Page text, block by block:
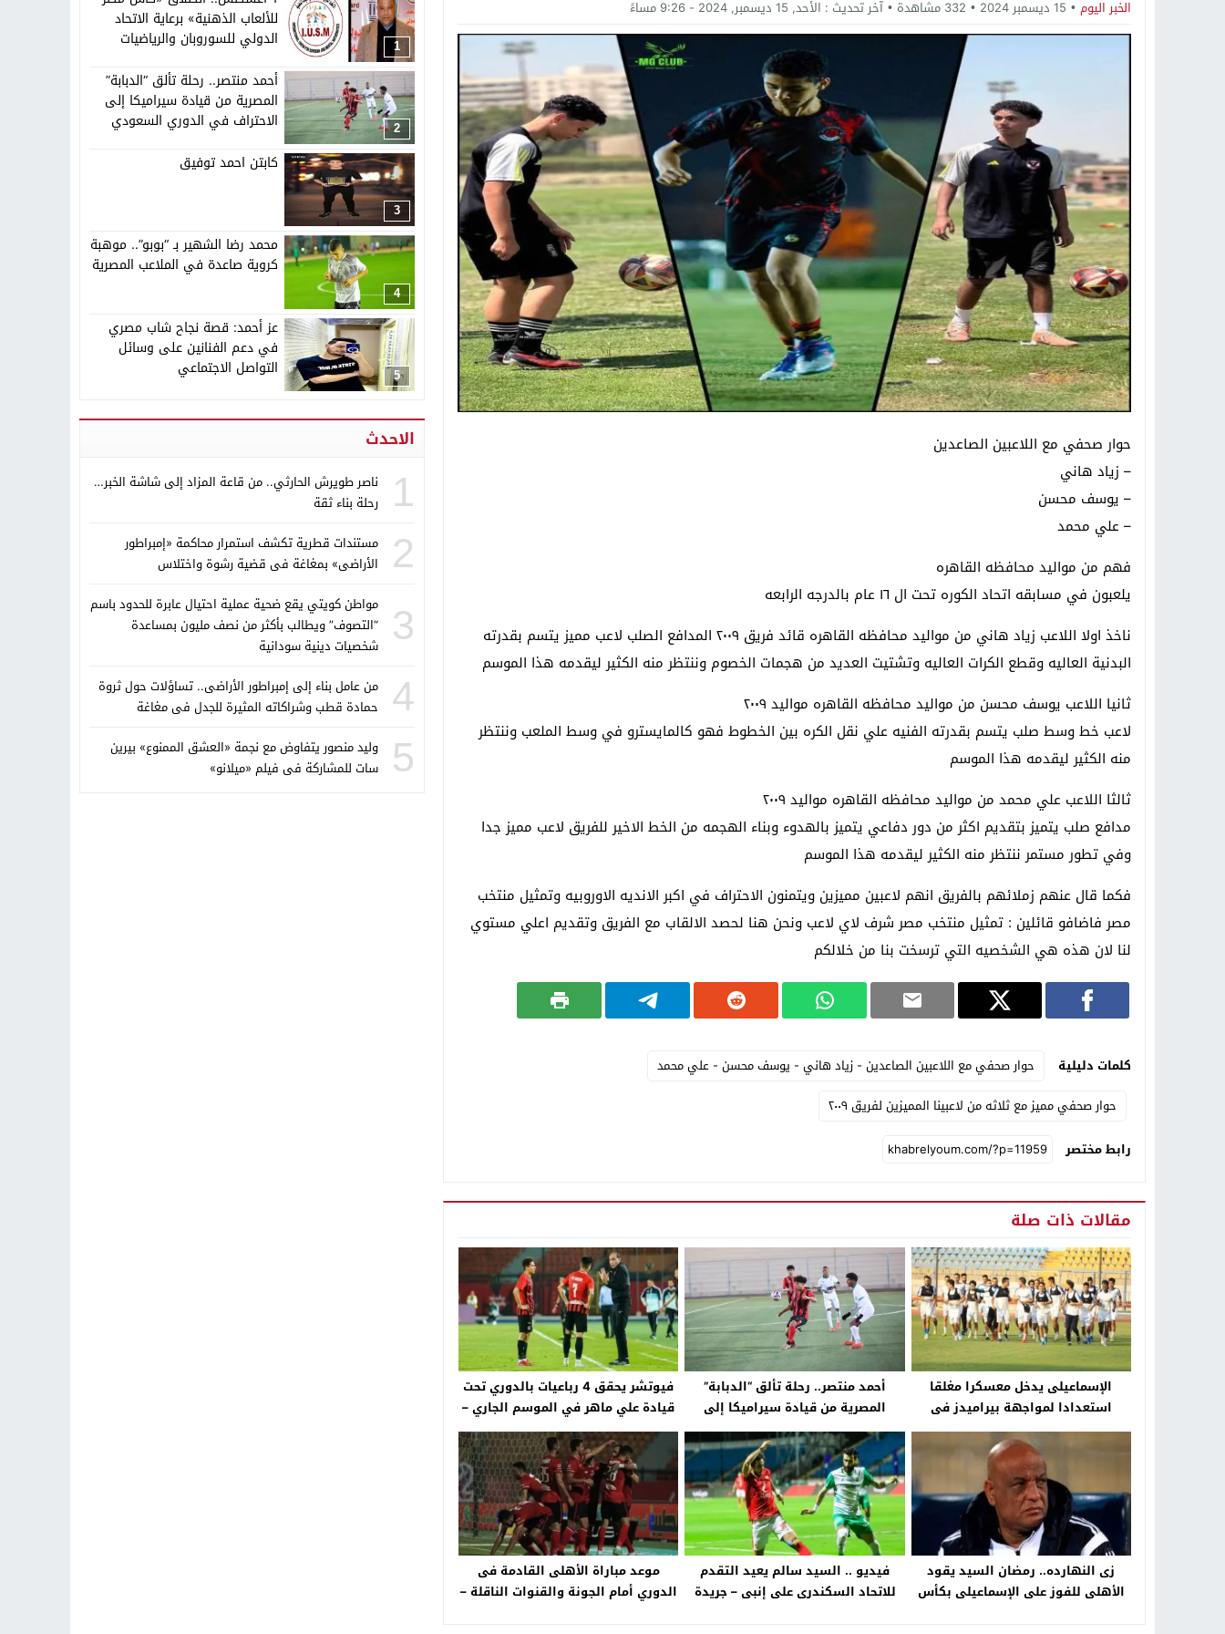
19:34 د. جمال شعبان لطلاب الثانوية العامة: كلية الطب رسالة إنسانية.. ومن يحلم بأن يصبح مثل مجدى يعقوب عليه بالاجتهاد 15:51 بشار سعود.. “78 ساعة غيرت كل شيء”
14:19 8 أغسطس.. “Viral Star” تطلق موسمها الثالث من القاهرة لأول مرة بمشاركة أبرز صناع المحتوى العرب
12:17
خبير الذكاء الاصطناعي والأمن السيبرانى الدكتور رامى يسرى يكتب: كيف التهم الذكاء الاصطناعى واقتصاد الانتباه إرادتنا؟
20:07
د. عمرو سليمان يعتمد الخطة الاستراتيجية للاتحاد الدولي للأكاديميات الرياضية (GUSA) للموسم 2026–2027
الخبر اليوم 15 ديسمبر 2024 332 مشاهدة آخر تحديث : الأحد, 15 ديسمبر, 2024 - 9:26 مساءً
حوار صحفي مع اللاعبين الصاعدين
– زياد هاني
– ⁠يوسف محسن
– ⁠علي محمد
فهم من مواليد محافظه القاهره
يلعبون في مسابقه اتحاد الكوره تحت ال ١٦ عام بالدرجه الرابعه
ناخذ اولا اللاعب زياد هاني من مواليد محافظه القاهره قائد فريق ٢٠٠٩ المدافع الصلب لاعب مميز يتسم بقدرته
البدنية العاليه وقطع الكرات العاليه وتشتيت العديد من هجمات الخصوم وننتظر منه الكثير ليقدمه هذا الموسم
ثانيا اللاعب يوسف محسن من مواليد محافظه القاهره مواليد ٢٠٠٩
لاعب خط وسط صلب يتسم بقدرته الفنيه علي نقل الكره بين الخطوط فهو كالمايسترو في وسط الملعب وننتظر
منه الكثير ليقدمه هذا الموسم
ثالثا اللاعب علي محمد من مواليد محافظه القاهره مواليد ٢٠٠٩
مدافع صلب يتميز بتقديم اكثر من دور دفاعي يتميز بالهدوء وبناء الهجمه من الخط الاخير للفريق لاعب مميز جدا
وفي تطور مستمر ننتظر منه الكثير ليقدمه هذا الموسم
فكما قال عنهم زملائهم بالفريق انهم لاعبين مميزين ويتمنون الاحتراف في اكبر الانديه الاوروبيه وتمثيل منتخب
مصر فاضافو قائلين : تمثيل منتخب مصر شرف لاي لاعب ونحن هنا لحصد الالقاب مع الفريق وتقديم اعلي مستوي
لنا لان هذه هي الشخصيه التي ترسخت بنا من خلالكم
كلمات دليلية
حوار صحفي مع اللاعبين الصاعدين - زياد هاني - ⁠يوسف محسن - ⁠علي محمد
حوار صحفي مميز مع ثلاثه من لاعبينا المميزين لفريق ٢٠٠٩
رابط مختصر
مقالات ذات صلة
الإسماعيلى يدخل معسكرا مغلقا
استعدادا لمواجهة بيراميدز فى
الدورى – جريدة الخبر اليوم
أحمد منتصر.. رحلة تألق “الدبابة”
المصرية من قيادة سيراميكا إلى
الاحتراف في الدوري السعودي
فيوتشر يحقق 4 رباعيات بالدوري تحت
قيادة علي ماهر في الموسم الجاري –
جريدة الخبر اليوم
زى النهارده.. رمضان السيد يقود
الأهلى للفوز على الإسماعيلى بكأس
فيديو .. السيد سالم يعيد التقدم
للاتحاد السكندرى على إنبى – جريدة
موعد مباراة الأهلى القادمة فى
الدوري أمام الجونة والقنوات الناقلة –
1
للألعاب الذهنية» برعاية الاتحاد
الدولي للسوروبان والرياضيات
2
أحمد منتصر.. رحلة تألق “الدبابة”
المصرية من قيادة سيراميكا إلى
الاحتراف في الدوري السعودي
3
كابتن احمد توفيق
4
محمد رضا الشهير بـ “بوبو”.. موهبة
كروية صاعدة في الملاعب المصرية
5
عز أحمد: قصة نجاح شاب مصري
في دعم الفنانين على وسائل
التواصل الاجتماعي
الاحدث
1
ناصر طويرش الحارثي.. من قاعة المزاد إلى شاشة الخبر…
رحلة بناء ثقة
2
مستندات قطرية تكشف استمرار محاكمة «إمبراطور
الأراضى» بمغاغة فى قضية رشوة واختلاس
3
مواطن كويتي يقع ضحية عملية احتيال عابرة للحدود باسم
“التصوف” ويطالب بأكثر من نصف مليون بمساعدة
شخصيات دينية سودانية
4
من عامل بناء إلى إمبراطور الأراضى.. تساؤلات حول ثروة
حمادة قطب وشراكاته المثيرة للجدل فى مغاغة
5
وليد منصور يتفاوض مع نجمة «العشق الممنوع» بيرين
سات للمشاركة فى فيلم «ميلانو»